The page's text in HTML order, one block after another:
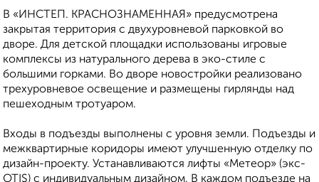
В «ИНСТЕП. КРАСНОЗНАМЕННАЯ» предусмотрена
закрытая территория с двухуровневой парковкой во
дворе. Для детской площадки использованы игровые
комплексы из натурального дерева в эко-стиле с
большими горками. Во дворе новостройки реализовано
трехуровневое освещение и размещены гирлянды над
пешеходным тротуаром.
Входы в подъезды выполнены с уровня земли. Подъезды и
межквартирные коридоры имеют улучшенную отделку по
дизайн-проекту. Устанавливаются лифты «Метеор» (экс-
OTIS) с индивидуальным дизайном. В каждом подъезде на